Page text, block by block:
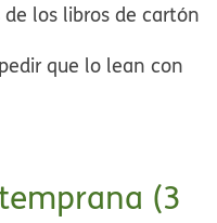
los libros de cartón
que lo lean con
(3